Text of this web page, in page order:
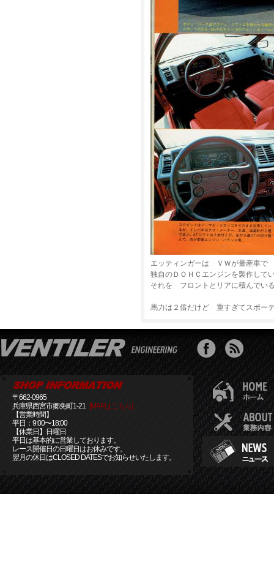
エッティンガーは ＶＷが量産車で
独自のＤＯＨＣエンジンを製作して
それを フロントとリアに積んでい
馬力は２倍だけど 重すぎてスポー
〒662-0965
兵庫県西宮市郷免町1-21 [MAPはこちら]
【営業時間】
平日：9:00〜18:00
【休業日】日曜日
平日は基本的に営業しております。
レース開催日の日曜日はお休みです。
翌月の休日はCLOSED DATESでお知らせいたします。